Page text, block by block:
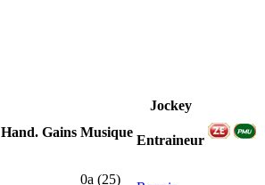
Hand. Gains Musique
Jockey
Entraineur
0a (25)